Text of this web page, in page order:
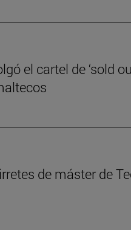
el cartel de ‘sold
de máster de